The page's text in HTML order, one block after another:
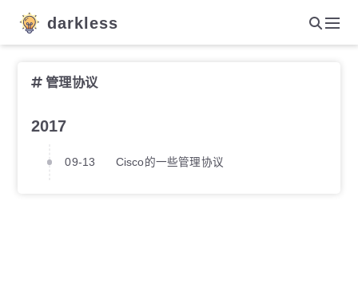
darkless
管理协议
2017
09-13 Cisco的一些管理协议